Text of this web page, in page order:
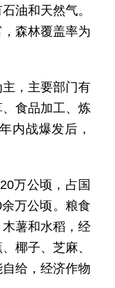
油和天然气。
森林覆盖率为
，主要部门有
食品加工、炼
内战爆发后，
万公顷，占国
万公顷。粮食
薯和水稻，经
椰子、芝麻、
给，经济作物